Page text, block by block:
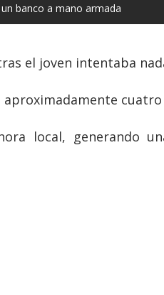
banco a mano armada
el joven intentaba
local, generando